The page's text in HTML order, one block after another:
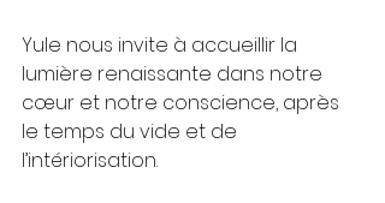
Yule nous invite à accueillir la
lumière renaissante dans notre
cœur et notre conscience, après
le temps du vide et de
l’intériorisation.